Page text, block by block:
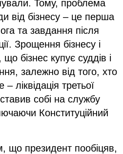
Тому, проблема
від бізнесу – це перша
та завдання після
Зрощення бізнесу і
бізнес купує суддів і
залежно від того, хто
ліквідація третьої
собі на службу
Конституційний
що президент пообіцяв,